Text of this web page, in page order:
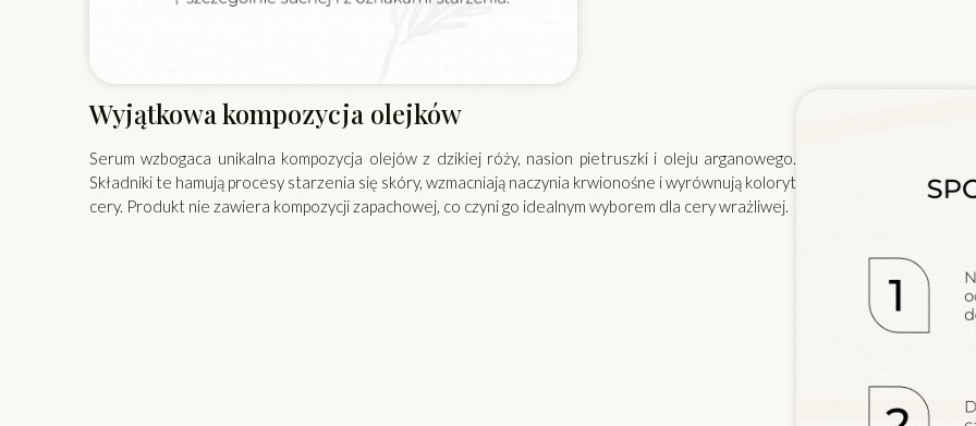
Wyjątkowa kompozycja olejków
Serum wzbogaca unikalna kompozycja olejów z dzikiej róży, nasion pietruszki i oleju arganowego.
Składniki te hamują procesy starzenia się skóry, wzmacniają naczynia krwionośne i wyrównują koloryt
cery. Produkt nie zawiera kompozycji zapachowej, co czyni go idealnym wyborem dla cery wrażliwej.